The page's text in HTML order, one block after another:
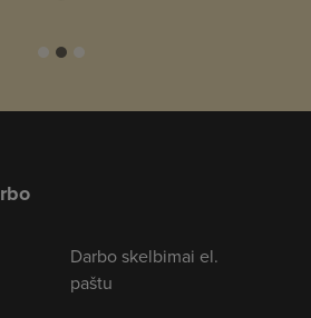
Darbo skelbimai el.
paštu